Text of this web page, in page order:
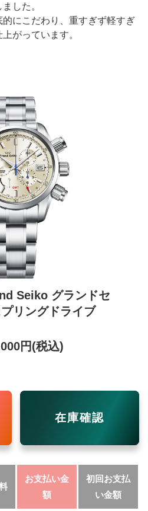
した。
にこだわり、重すぎず軽すぎ
がっています。
Seiko グランドセ
リングドライブ
円(税込)
在庫確認